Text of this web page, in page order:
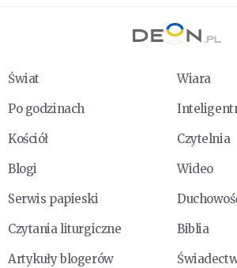
Świat
Wiara
Po godzinach
Kościół
Czytelnia
Blogi
Wideo
Serwis papieski
Czytania liturgiczne
Biblia
Artykuły blogerów